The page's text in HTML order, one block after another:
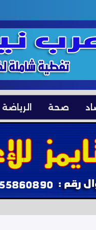
صحة الرياضة
فيلا معارة من